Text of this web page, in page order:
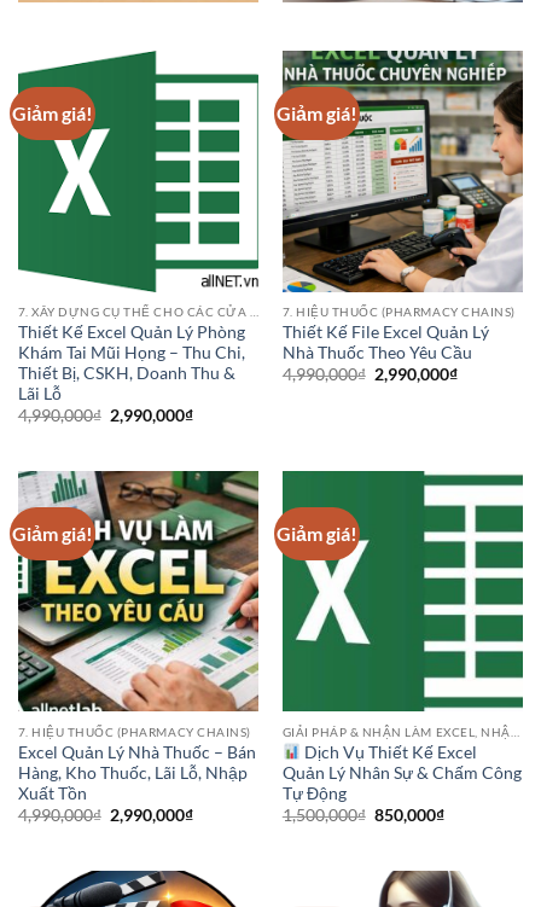
Giảm giá!
Thiết Kế Excel Quản Lý Phòng
Khám Tai Mũi Họng – Thu Chi,
Thiết Bị, CSKH, Doanh Thu &
Lãi Lỗ
4,990,000₫ Giá
gốc
2,990,000₫Giá
2,990,000₫.
Giảm giá!
7. HIỆU THUỐC (PHARMACY CHAINS)
Thiết Kế File Excel Quản Lý
Nhà Thuốc Theo Yêu Cầu
4,990,000₫ Giá
gốc
2,990,000₫Giá
Giảm giá!
7. HIỆU THUỐC (PHARMACY CHAINS)
Excel Quản Lý Nhà Thuốc – Bán
Hàng, Kho Thuốc, Lãi Lỗ, Nhập
Xuất Tồn
4,990,000₫ Giá
gốc
2,990,000₫Giá
2,990,000₫.
Giảm giá!
Dịch Vụ Thiết Kế Excel
Quản Lý Nhân Sự & Chấm Công
Tự Động
1,500,000₫ Giá
850,000₫Giá
850,000₫.